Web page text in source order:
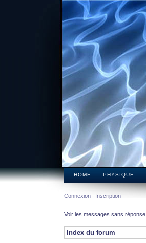
HOME PHYSIQUE
Connexion Inscription
Voir les messages sans réponse
Index du forum